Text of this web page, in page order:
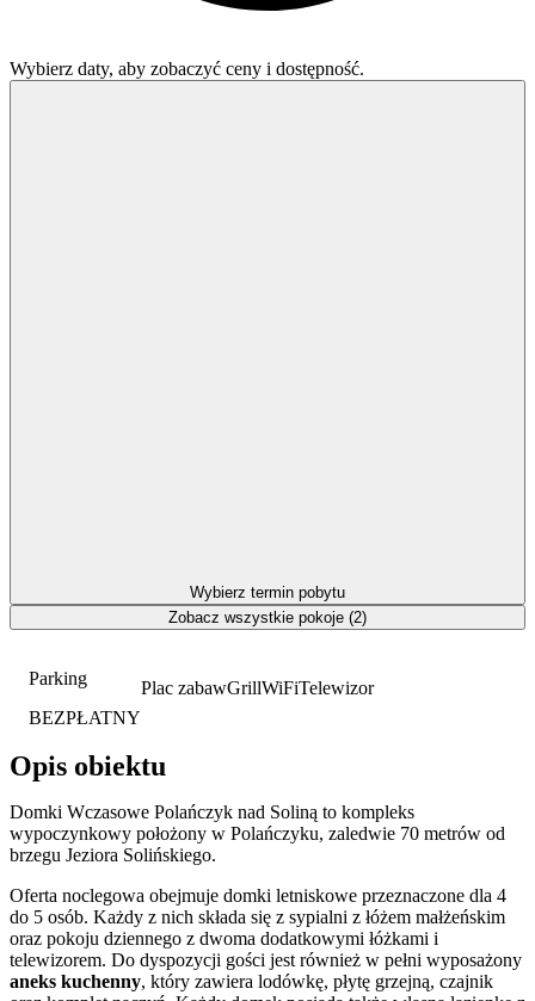
Parking
BEZPŁATNY
Plac zabawGrillWiFiTelewizor
Opis obiektu
Domki Wczasowe Polańczyk nad Soliną to kompleks
wypoczynkowy położony w Polańczyku, zaledwie 70 metrów od
brzegu Jeziora Solińskiego.
Oferta noclegowa obejmuje domki letniskowe przeznaczone dla 4
do 5 osób. Każdy z nich składa się z sypialni z łóżem małżeńskim
oraz pokoju dziennego z dwoma dodatkowymi łóżkami i
telewizorem. Do dyspozycji gości jest również w pełni wyposażony
aneks kuchenny, który zawiera lodówkę, płytę grzejną, czajnik
Wybierz daty, aby zobaczyć ceny i dostępność.
Wybierz termin pobytu
Zobacz wszystkie pokoje (2)